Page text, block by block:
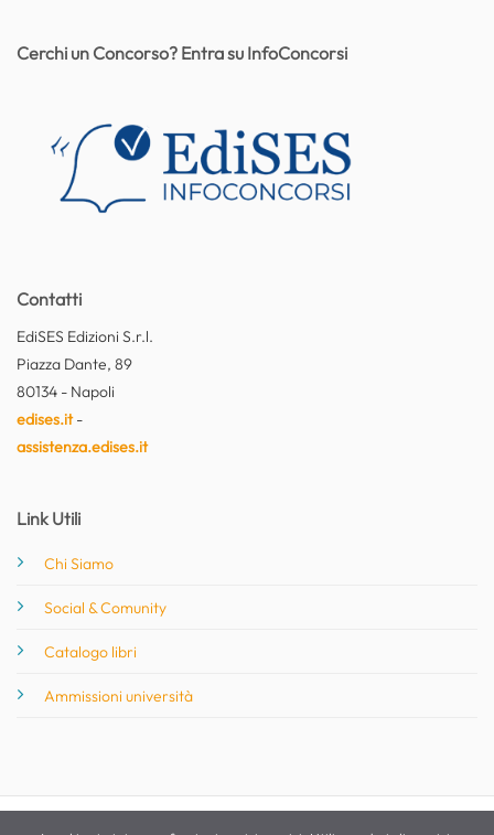
Contatti
EdiSES Edizioni S.r.l.
Piazza Dante, 89
80134 - Napoli
edises.it-
assistenza.edises.it
Link Utili
Chi Siamo
Social & Comunity
Catalogo libri
Ammissioni università
Cerchi un Concorso? Entra su InfoConcorsi